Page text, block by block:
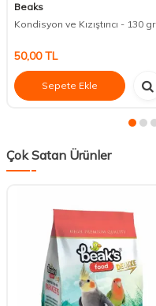
Beaks
Kondisyon ve Kızıştırıcı - 130 gr
50,00TL
Sepete Ekle
Çok Satan Ürünler